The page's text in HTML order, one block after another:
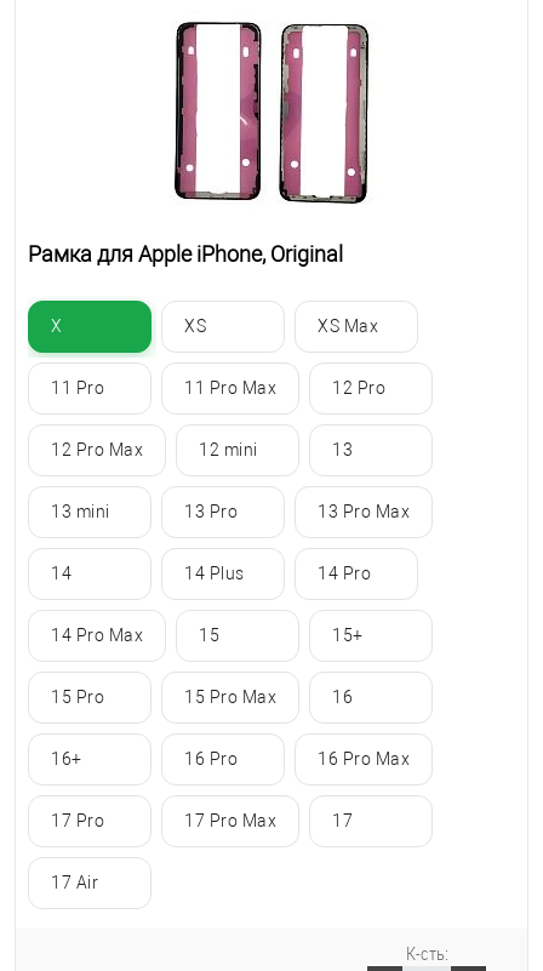
Рамка для Apple iPhone, Original
X XS XS Max
11 Pro 11 Pro Max 12 Pro
12 Pro Max 12 mini 13
13 mini 13 Pro 13 Pro Max
14 14 Plus 14 Pro
14 Pro Max 15 15+
15 Pro 15 Pro Max 16
16+ 16 Pro 16 Pro Max
17 Pro 17 Pro Max 17
17 Air
К-сть: